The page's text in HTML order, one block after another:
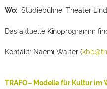
Wo: Studiebühne, Theater
Das aktuelle Kinoprogramm
Kontakt: Naemi Walter (
TRAFO– Modelle für Kultur im